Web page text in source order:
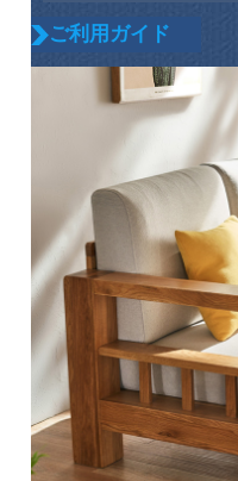
ご利用ガイド